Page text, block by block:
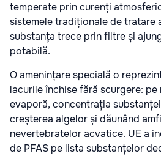
temperate prin curenți
sistemele tradiționale de tratare
substanța trece prin filtre și
potabilă.
O amenințare specială o
lacurile închise fără scurgere: pe
evaporă, concentrația
creșterea algelor și dăunând
nevertebratelor acvatice. UE a
de PFAS pe lista substanțelor